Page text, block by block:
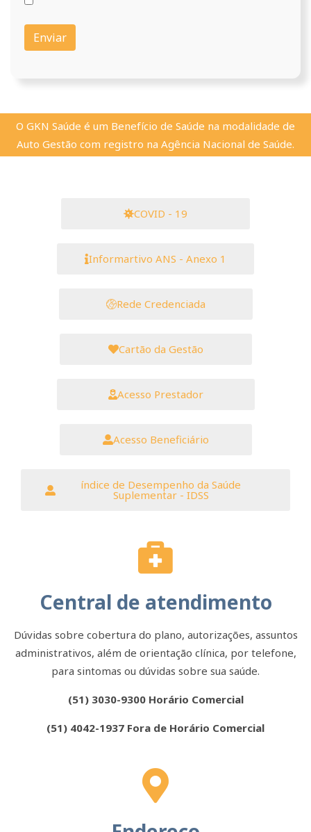
Enviar
O GKN Saúde é um Benefício de Saúde na modalidade de
Auto Gestão com registro na Agência Nacional de Saúde.
COVID - 19
Informartivo ANS - Anexo 1
Rede Credenciada
Cartão da Gestão
Acesso Prestador
Acesso Beneficiário
índice de Desempenho da Saúde
Suplementar - IDSS
Central de atendimento
Dúvidas sobre cobertura do plano, autorizações, assuntos
administrativos, além de orientação clínica, por telefone,
para sintomas ou dúvidas sobre sua saúde.
(51) 3030-9300 Horário Comercial
(51) 4042-1937 Fora de Horário Comercial